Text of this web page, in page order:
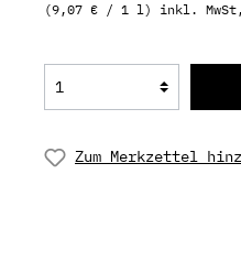
(9,07 € / 1 l) inkl.
Zum Merkzettel